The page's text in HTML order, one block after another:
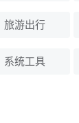
旅游出行
系统工具